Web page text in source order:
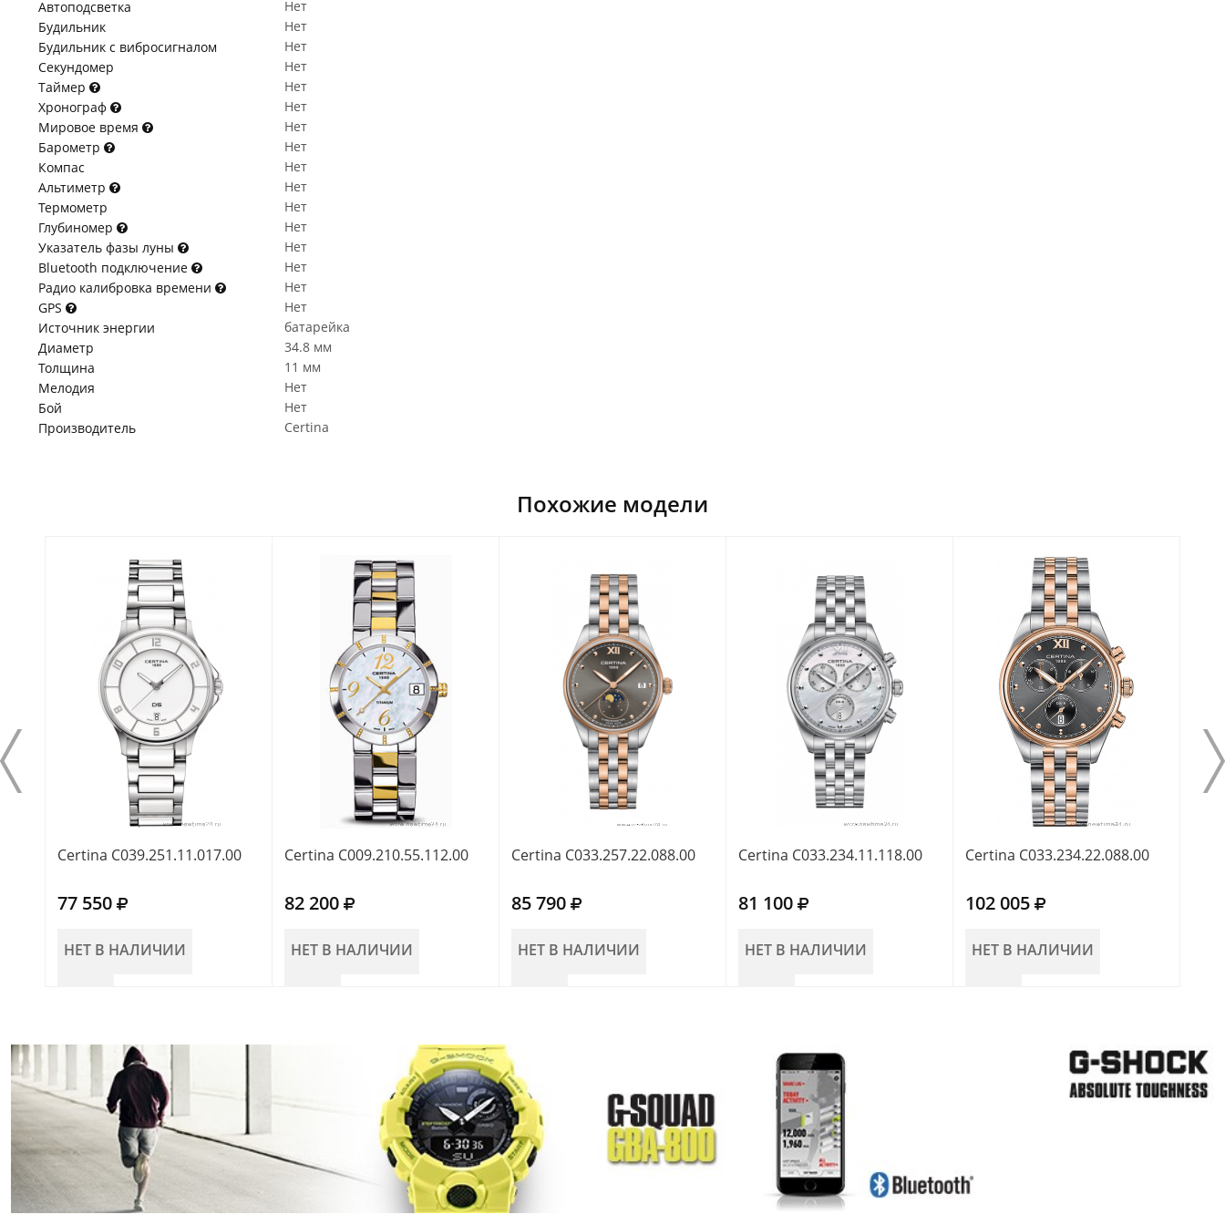
Автоподсветка
Нет
Будильник
Нет
Будильник с вибросигналом
Нет
Секундомер
Нет
Таймер
Нет
Хронограф
Нет
Мировое время
Нет
Барометр
Нет
Компас
Нет
Альтиметр
Нет
Термометр
Нет
Глубиномер
Нет
Указатель фазы луны
Нет
Bluetooth подключение
Нет
Радио калибровка времени
Нет
GPS
Нет
Источник энергии
батарейка
Диаметр
34.8 мм
Толщина
11 мм
Мелодия
Нет
Бой
Нет
Производитель
Certina
Похожие модели
Certina C039.251.11.017.00
77 550
НЕТ В НАЛИЧИИ
Certina C009.210.55.112.00
82 200
НЕТ В НАЛИЧИИ
Certina C033.257.22.088.00
85 790
НЕТ В НАЛИЧИИ
Certina C033.234.11.118.00
81 100
НЕТ В НАЛИЧИИ
Certina C033.234.22.088.00
102 005
НЕТ В НАЛИЧИИ